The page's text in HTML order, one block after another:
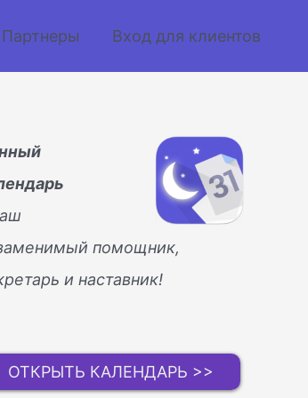
Вход для клиентов
помощник,
и наставник!
ОТКРЫТЬ КАЛЕНДАРЬ >>